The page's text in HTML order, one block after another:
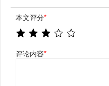
本文评分*
评论内容*